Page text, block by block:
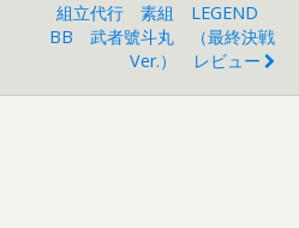
組立代行 素組 LEGEND
BB 武者號斗丸 （最終決戦
Ver.） レビュー